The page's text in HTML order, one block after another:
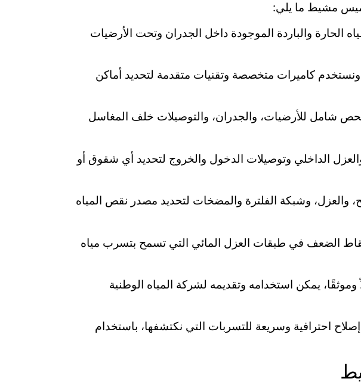
مشيط ما يلي:
الحارة والباردة الموجودة داخل الجدران وتحت الأرضيات
كاميرات متخصصة وتقنيات متقدمة لتحديد أماكن
شامل للأرضيات، والجدران، والتوصيلات خلف المغاسل
الداخلي وتوصيلات الدخول والخروج لتحديد أي شقوق أو
وشبكة الفلترة والمضخات لتحديد مصدر نقص المياه
الضعف في طبقات العزل المائي التي تسمح بتسرب مياه
وموثقًا، يمكن استخدامه وتقديمه لشركة المياه الوطنية
احترافية وسريعة للتسربات التي نكتشفها، باستخدام